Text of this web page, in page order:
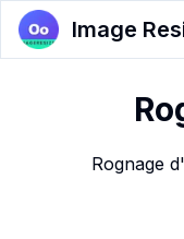
Image
Rognage